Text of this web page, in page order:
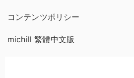
コンテンツポリシー
michill 繁體中文版